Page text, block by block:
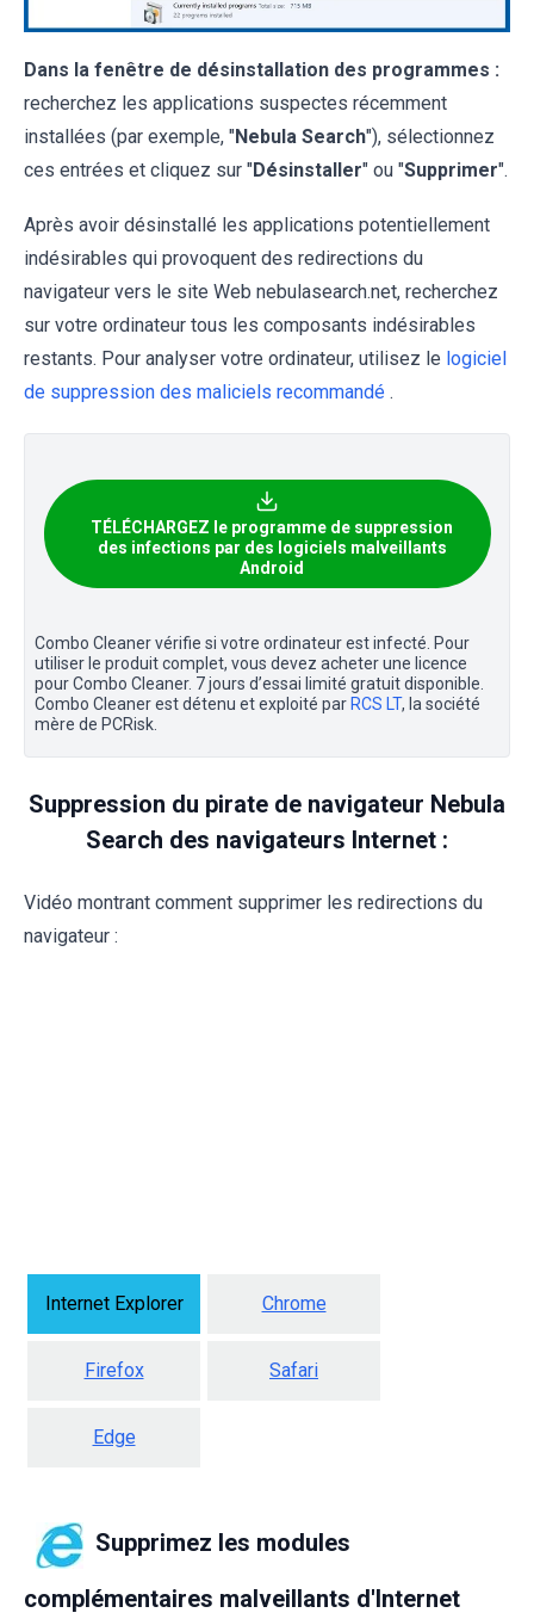
Dans la fenêtre de désinstallation des programmes :
recherchez les applications suspectes récemment
installées (par exemple, "Nebula Search"), sélectionnez
ces entrées et cliquez sur "Désinstaller" ou "Supprimer".
Après avoir désinstallé les applications potentiellement
indésirables qui provoquent des redirections du
navigateur vers le site Web nebulasearch.net, recherchez
sur votre ordinateur tous les composants indésirables
restants. Pour analyser votre ordinateur, utilisez le logiciel
de suppression des maliciels recommandé .
TÉLÉCHARGEZ le programme de suppression
des infections par des logiciels malveillants
Android
Combo Cleaner vérifie si votre ordinateur est infecté. Pour
utiliser le produit complet, vous devez acheter une licence
pour Combo Cleaner. 7 jours d’essai limité gratuit disponible.
Combo Cleaner est détenu et exploité par RCS LT, la société
mère de PCRisk.
Suppression du pirate de navigateur Nebula
Search des navigateurs Internet :
Vidéo montrant comment supprimer les redirections du
navigateur :
Internet Explorer Chrome
Firefox Safari
Edge
Supprimez les modules
complémentaires malveillants d'Internet